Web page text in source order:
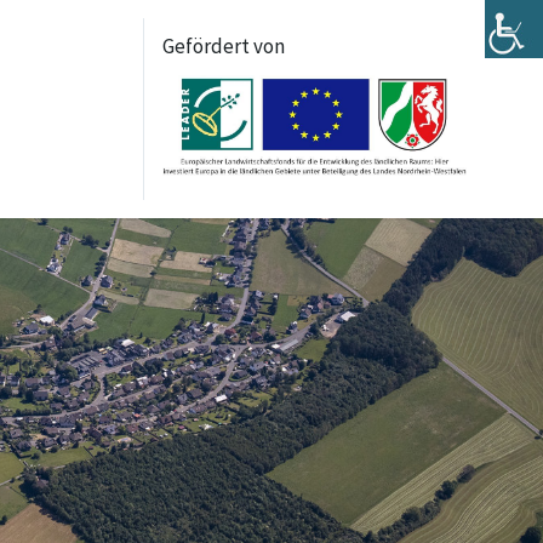
Gefördert von